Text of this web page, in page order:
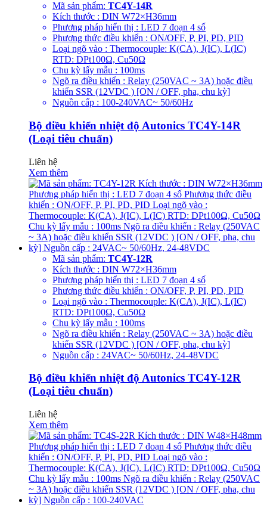
Mã sản phẩm: TC4Y-14R
Kích thước : DIN W72×H36mm
Phương pháp hiển thị : LED 7 đoạn 4 số
Phương thức điều khiển : ON/OFF, P, PI, PD, PID
Loại ngõ vào : Thermocouple: K(CA), J(IC), L(IC)
RTD: DPt100Ω, Cu50Ω
Chu kỳ lấy mẫu : 100ms
Ngõ ra điều khiển : Relay (250VAC ~ 3A) hoặc điều
khiển SSR (12VDC ) [ON / OFF, pha, chu kỳ]
Nguồn cấp : 100-240VAC~ 50/60Hz
Bộ điều khiển nhiệt độ Autonics TC4Y-14R
(Loại tiêu chuẩn)
Liên hệ
Xem thêm
Mã sản phẩm: TC4Y-12R
Kích thước : DIN W72×H36mm
Phương pháp hiển thị : LED 7 đoạn 4 số
Phương thức điều khiển : ON/OFF, P, PI, PD, PID
Loại ngõ vào : Thermocouple: K(CA), J(IC), L(IC)
RTD: DPt100Ω, Cu50Ω
Chu kỳ lấy mẫu : 100ms
Ngõ ra điều khiển : Relay (250VAC ~ 3A) hoặc điều
khiển SSR (12VDC ) [ON / OFF, pha, chu kỳ]
Nguồn cấp : 24VAC~ 50/60Hz, 24-48VDC
Bộ điều khiển nhiệt độ Autonics TC4Y-12R
(Loại tiêu chuẩn)
Liên hệ
Xem thêm